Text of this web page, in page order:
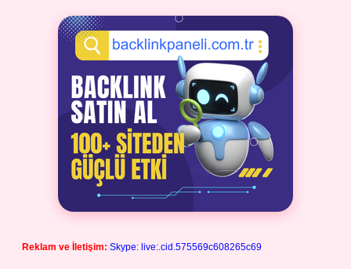
Reklam ve İletişim: Skype: live:.cid.575569c608265c69